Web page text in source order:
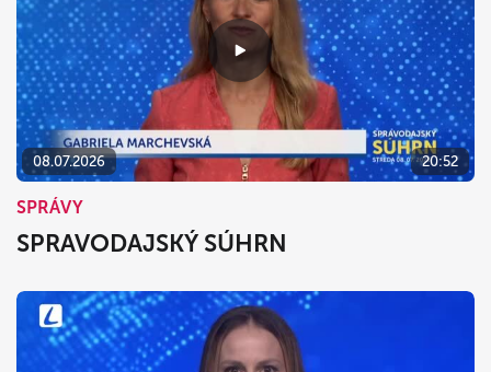
08.07.2026 20:52
SPRÁVY
SPRAVODAJSKÝ SÚHRN